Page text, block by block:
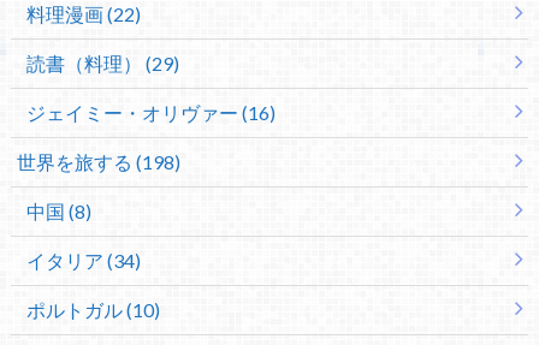
料理漫画 (22)
読書（料理） (29)
ジェイミー・オリヴァー (16)
世界を旅する (198)
中国 (8)
イタリア (34)
ポルトガル (10)